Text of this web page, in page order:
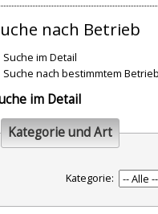
nach Betrieb
Suche im Detail
Suche nach bestimmtem Betrieb
im Detail
Kategorie und Art
Kategorie: